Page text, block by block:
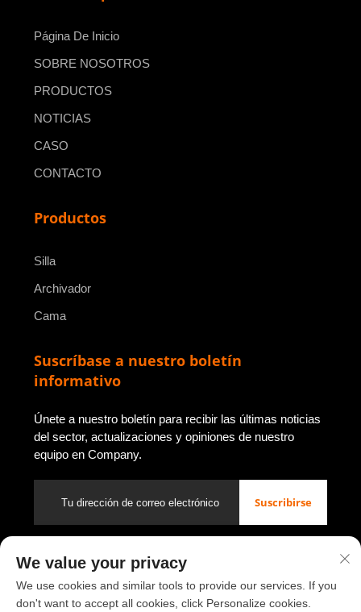
Página De Inicio
SOBRE NOSOTROS
PRODUCTOS
NOTICIAS
CASO
CONTACTO
Productos
Silla
Archivador
Cama
Suscríbase a nuestro boletín
informativo
Únete a nuestro boletín para recibir las últimas noticias
del sector, actualizaciones y opiniones de nuestro
equipo en Company.
Suscribirse
Derechos de autor © 2026 de Luoyang Youbao Office Furniture
Co., Ltd.
Política de privacidad
We value your privacy
We use cookies and similar tools to provide our services. If you
don't want to accept all cookies, click Personalize cookies.